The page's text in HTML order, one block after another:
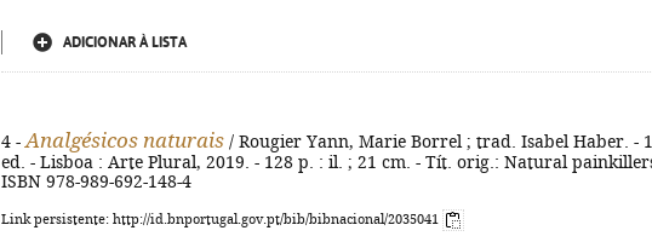
ADICIONAR À LISTA
4 - Analgésicos naturais / Rougier Yann, Marie Borrel ; trad. Isabel Haber. -
ed. - Lisboa : Arte Plural, 2019. - 128 p. : il. ; 21 cm. - Tít. orig.: Natural
ISBN 978-989-692-148-4
Link persistente: http://id.bnportugal.gov.pt/bib/bibnacional/2035041